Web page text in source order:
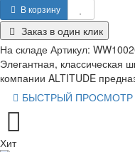
В корзину
Заказ в один клик
На складе Артикул:
Элегантная, классическая
компании ALTITUDE
БЫСТРЫЙ ПРОСМОТР
Хит